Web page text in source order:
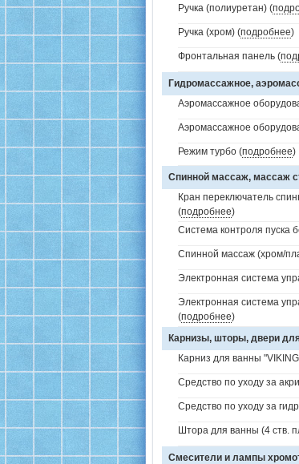
Ручка (полиуретан) (
Ручка (хром) (подробнее)
Фронтальная панель (
Гидромассажное,
Аэромассажное
Аэромассажное
Режим турбо (подробнее)
Спинной массаж, массаж
Кран переключатель
(подробнее)
Система контроля пуска
Спинной массаж (хром/
Электронная система
Электронная система
(подробнее)
Карнизы, шторы, двери
Карниз для ванны
Средство по уходу за
Средство по уходу за
Штора для ванны (4 ств.
Смесители и лампы